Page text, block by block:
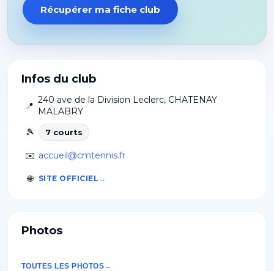
Infos du club
📍
240 ave de la Division Leclerc, CHATENAY
MALABRY
🎾
7 courts
✉️ accueil@cmtennis.fr
🌐 SITE OFFICIEL
Photos
TOUTES LES PHOTOS
Récupérer ma fiche club